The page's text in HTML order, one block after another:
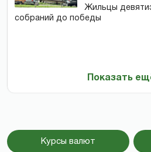
Жильцы
собраний до победы
Показать
Курсы валют